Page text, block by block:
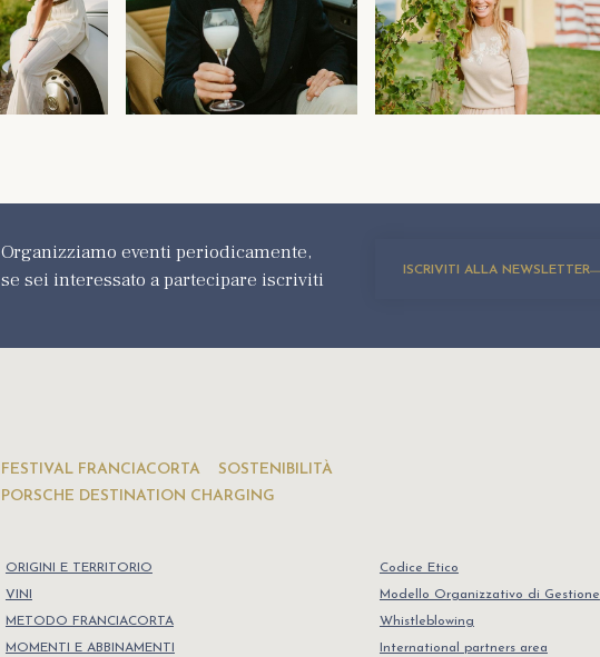
Organizziamo eventi periodicamente,
se sei interessato a partecipare iscriviti
ISCRIVITI ALLA NEWSLETTER
FESTIVAL FRANCIACORTA
SOSTENIBILITÀ
PORSCHE DESTINATION CHARGING
ORIGINI E TERRITORIO
VINI
METODO FRANCIACORTA
MOMENTI E ABBINAMENTI
Codice Etico
Modello Organizzativo di Gestione
Whistleblowing
International partners area